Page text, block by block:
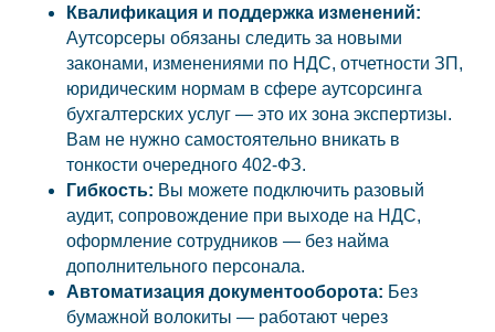
Квалификация и поддержка изменений:
Аутсорсеры обязаны следить за новыми
законами, изменениями по НДС, отчетности ЗП,
юридическим нормам в сфере аутсорсинга
бухгалтерских услуг — это их зона экспертизы.
Вам не нужно самостоятельно вникать в
тонкости очередного 402-ФЗ.
Гибкость: Вы можете подключить разовый
аудит, сопровождение при выходе на НДС,
оформление сотрудников — без найма
дополнительного персонала.
Автоматизация документооборота: Без
бумажной волокиты — работают через